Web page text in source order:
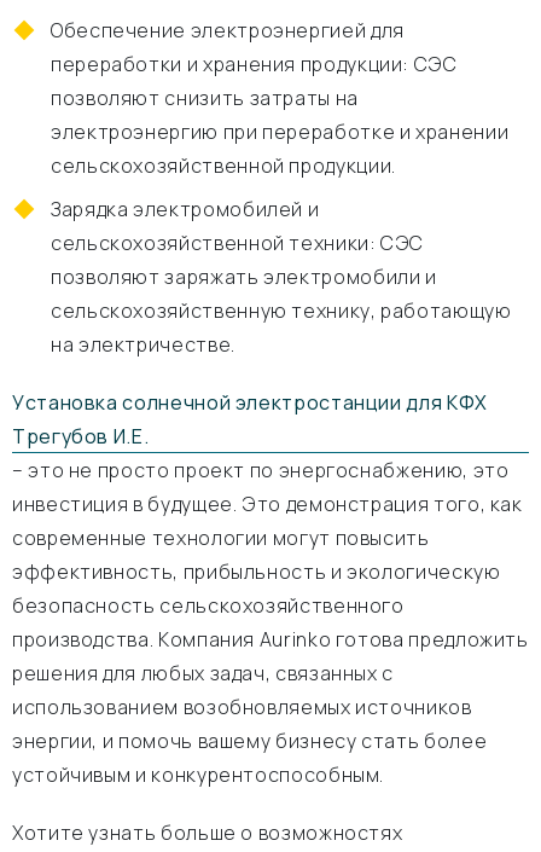
Обеспечение электроэнергией для
переработки и хранения продукции: СЭС
позволяют снизить затраты на
электроэнергию при переработке и хранении
сельскохозяйственной продукции.
Зарядка электромобилей и
сельскохозяйственной техники: СЭС
позволяют заряжать электромобили и
сельскохозяйственную технику, работающую
на электричестве.
Установка солнечной электростанции для КФХ
Трегубов И.Е.
– это не просто проект по энергоснабжению, это
инвестиция в будущее. Это демонстрация того, как
современные технологии могут повысить
эффективность, прибыльность и экологическую
безопасность сельскохозяйственного
производства. Компания Aurinko готова предложить
решения для любых задач, связанных с
использованием возобновляемых источников
энергии, и помочь вашему бизнесу стать более
устойчивым и конкурентоспособным.
Хотите узнать больше о возможностях